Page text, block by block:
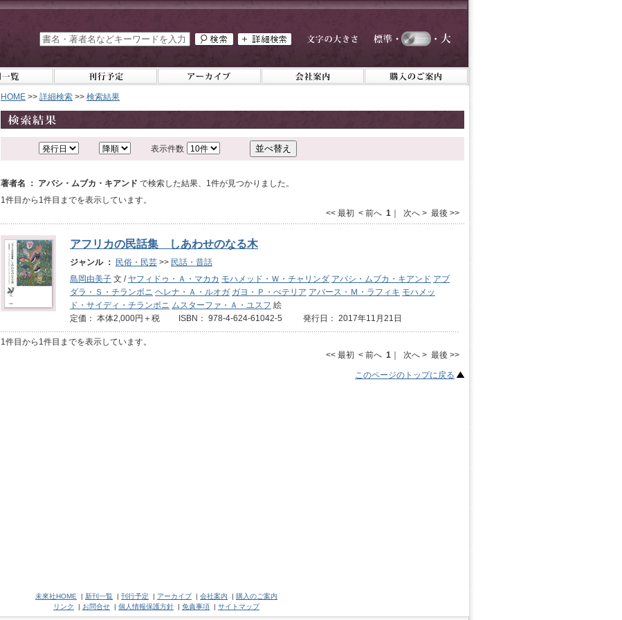
HOME >> 詳細検索 >> 検索結果
表示件数
著者名 ： アバシ・ムブカ・キアンド で検索した結果、1件が見つかりました。
1件目から1件目までを表示しています。
<< 最初 < 前へ 1 ｜ 次へ > 最後 >>
アフリカの民話集 しあわせのなる木
ジャンル ： 民俗・民芸 >> 民話・昔話
島岡由美子 文 / ヤフィドゥ・Ａ・マカカ モハメッド・Ｗ・チャリンダ アバシ・ムブカ・キアンド アブ
ダラ・Ｓ・チランボニ ヘレナ・Ａ・ルオガ ガヨ・Ｐ・ぺテリア アバース・Ｍ・ラフィキ モハメッ
ド・サイディ・チランボニ ムスターファ・Ａ・ユスフ 絵
定価： 本体2,000円＋税 ISBN： 978-4-624-61042-5 発行日： 2017年11月21日
1件目から1件目までを表示しています。
<< 最初 < 前へ 1 ｜ 次へ > 最後 >>
このページのトップに戻る
未來社HOME | 新刊一覧 | 刊行予定 | アーカイブ | 会社案内 | 購入のご案内
リンク
| お問合せ | 個人情報保護方針 | 免責事項 | サイトマップ